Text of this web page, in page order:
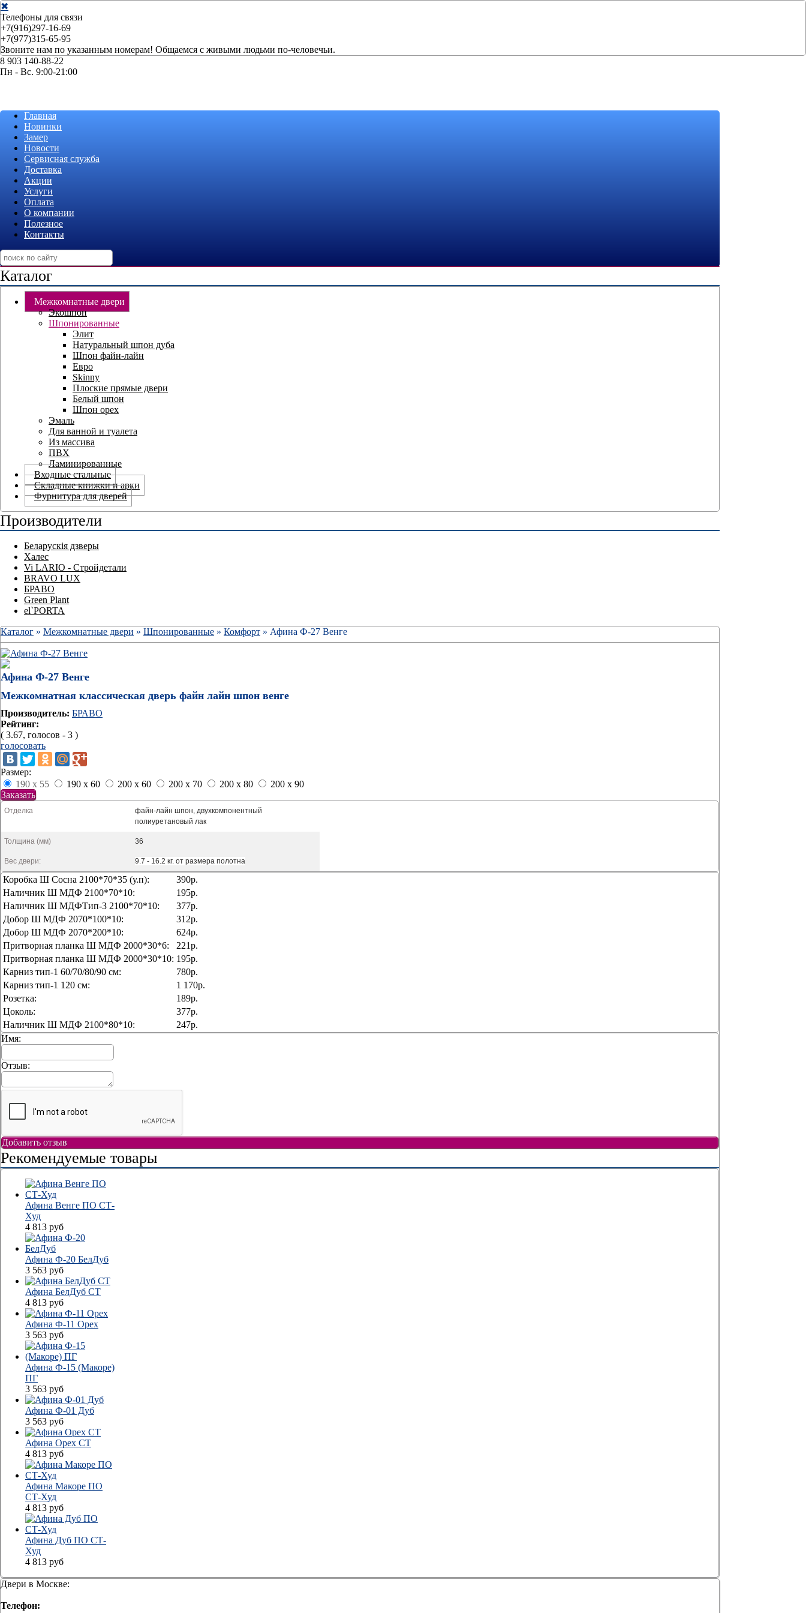
✖
Телефоны для связи
+7(916)297-16-69
+7(977)315-65-95
Звоните нам по указанным номерам! Общаемся с живыми людьми по-человечьи.
8 903 140-88-22
Пн - Вс. 9:00-21:00
Главная
Новинки
Замер
Новости
Сервисная служба
Доставка
Акции
Услуги
Оплата
О компании
Полезное
Контакты
Каталог
Межкомнатные двери
Экошпон
Шпонированные
Элит
Натуральный шпон дуба
Шпон файн-лайн
Евро
Skinny
Плоские прямые двери
Белый шпон
Шпон орех
Эмаль
Для ванной и туалета
Из массива
ПВХ
Ламинированные
Входные стальные
Складные книжки и арки
Фурнитура для дверей
Производители
Беларускія дзверы
Халес
Vi LARIO - Стройдетали
BRAVO LUX
БРАВО
Green Plant
el`PORTA
Каталог » Межкомнатные двери » Шпонированные » Комфорт » Афина Ф-27 Венге
Афина Ф-27 Венге
Межкомнатная классическая дверь файн лайн шпон венге
Производитель: БРАВО
Рейтинг:
( 3.67, голосов - 3 )
голосовать
Размер:
190 x 55
190 x 60 200 x 60 200 x 70 200 x 80
200 x 90
Заказать
Отделка
файн-лайн шпон, двухкомпонентный
полиуретановый лак
Толщина (мм) 36
Вес двери: 9.7 - 16.2 кг. от размера полотна
Коробка Ш Сосна 2100*70*35 (у.п):
390р.
Наличник Ш МДФ 2100*70*10:
195р.
Наличник Ш МДФТип-3 2100*70*10:
377р.
Добор Ш МДФ 2070*100*10:
312р.
Добор Ш МДФ 2070*200*10:
624р.
Притворная планка Ш МДФ 2000*30*6:
221р.
Притворная планка Ш МДФ 2000*30*10: 195р.
Карниз тип-1 60/70/80/90 см:
780р.
Карниз тип-1 120 см:
1 170р.
Розетка:
189р.
Цоколь:
377р.
Наличник Ш МДФ 2100*80*10:
247р.
Имя:
Отзыв:
Добавить отзыв
Рекомендуемые товары
Афина Венге ПО СТ-
Худ
4 813 руб
Афина Ф-20 БелДуб
3 563 руб
Афина БелДуб СТ
4 813 руб
Афина Ф-11 Орех
3 563 руб
Афина Ф-15 (Макоре)
ПГ
3 563 руб
Афина Ф-01 Дуб
3 563 руб
Афина Орех СТ
4 813 руб
Афина Макоре ПО
СТ-Худ
4 813 руб
Афина Дуб ПО СТ-
Худ
4 813 руб
Двери в Москве:
Телефон: